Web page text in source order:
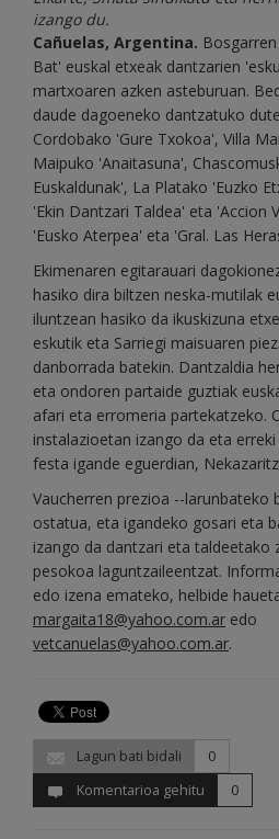
izango du.
Cañuelas, Argentina. Bosgarren
Bat' euskal etxeak dantzarien
martxoaren azken asteburuan.
daude dagoeneko dantzatuko
Cordobako 'Gure Txokoa', Villa
Maipuko 'Anaitasuna',
Euskaldunak', La Platako 'Euzko
'Ekin Dantzari Taldea' eta 'Accion
'Eusko Aterpea' eta 'Gral. Las
Ekimenaren egitarauari
hasiko dira biltzen neska-mutilak
iluntzean hasiko da ikuskizuna
eskutik eta Sarriegi maisuaren
danborrada batekin. Dantzaldia
eta ondoren partaide guztiak
afari eta erromeria partekatzeko.
instalazioetan izango da eta
festa igande eguerdian,
Vaucherren prezioa --larunbateko
ostatua, eta igandeko gosari eta
izango da dantzari eta taldeetako
pesokoa laguntzaileentzat.
edo izena emateko, helbide
margaita18@yahoo.com.ar edo
vetcanuelas@yahoo.com.ar.
Lagun bati bidali
0
Komentarioa gehitu
0